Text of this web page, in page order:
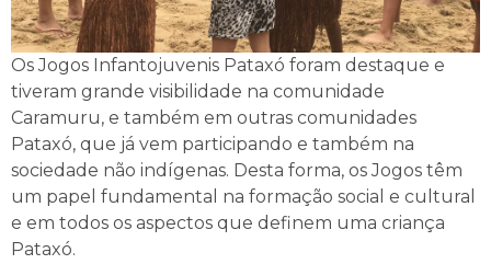
Os Jogos Infantojuvenis Pataxó foram destaque e
tiveram grande visibilidade na comunidade
Caramuru, e também em outras comunidades
Pataxó, que já vem participando e também na
sociedade não indígenas. Desta forma, os Jogos têm
um papel fundamental na formação social e cultural
e em todos os aspectos que definem uma criança
Pataxó.